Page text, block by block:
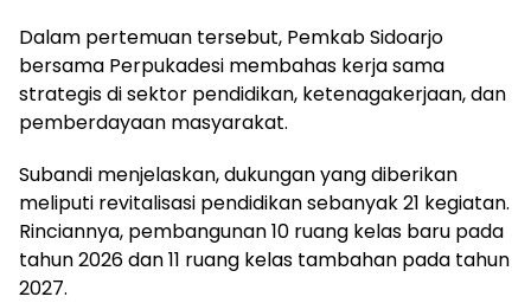
Dalam pertemuan tersebut, Pemkab Sidoarjo
bersama Perpukadesi membahas kerja sama
strategis di sektor pendidikan, ketenagakerjaan, dan
pemberdayaan masyarakat.
Subandi menjelaskan, dukungan yang diberikan
meliputi revitalisasi pendidikan sebanyak 21 kegiatan.
Rinciannya, pembangunan 10 ruang kelas baru pada
tahun 2026 dan 11 ruang kelas tambahan pada tahun
2027.